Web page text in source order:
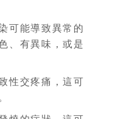
可能導致異常的
、有異味，或是
性交疼痛，這可